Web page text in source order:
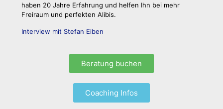
haben 20 Jahre Erfahrung und helfen Ihn bei mehr
Freiraum und perfekten Alibis.
Interview mit Stefan Eiben
Beratung buchen
Coaching Infos